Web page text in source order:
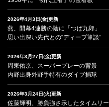
2026年4月3日(金)更新
燕、開幕4連勝の陰に「つば九郎」
思い出深い先代との“ディープ筆談”
2026年3月27日(金)更新
周東佑京、スーパープレーの背景
内野出身外野手特有のダイブ捕球
2026年3月24日(火)更新
佐藤輝明、勝負強さ示したタイムリー